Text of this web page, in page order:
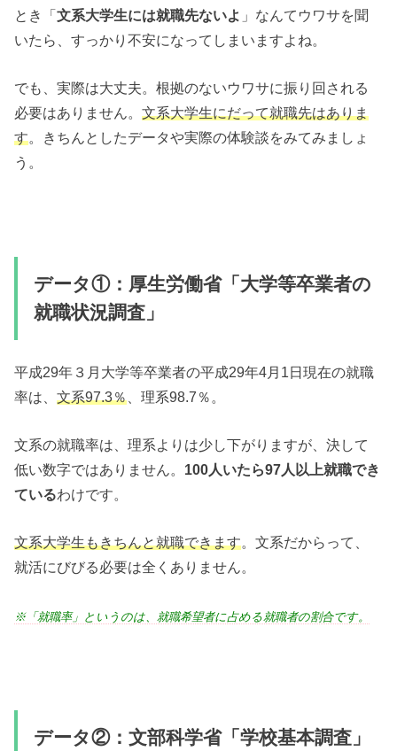
とき「文系大学生には就職先ないよ 」なんてウワサを聞
いたら、すっかり不安になってしまいますよね。
でも、実際は大丈夫。根拠のないウワサに振り回される
必要はありません。文系大学生にだって就職先はありま
す。きちんとしたデータや実際の体験談をみてみましょ
う。
データ①：厚生労働省「大学等卒業者の
就職状況調査」
平成29年３月大学等卒業者の平成29年4月1日現在の就職
率は、文系97.3％ 、理系98.7％。
文系の就職率は、理系よりは少し下がりますが、決して
低い数字ではありません。 100人いたら97人以上就職でき
ているわけです。
文系大学生もきちんと就職できます。文系だからって、
就活にびびる必要は全くありません。
※「就職率」というのは、就職希望者に占める就職者の割合です。
データ②：文部科学省「学校基本調査」